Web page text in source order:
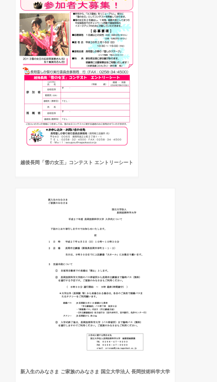
越後長岡「雪の女王」コンテスト エントリーシート
新入生のみなさま ご家族のみなさま 国立大学法人 長岡技術科学大学